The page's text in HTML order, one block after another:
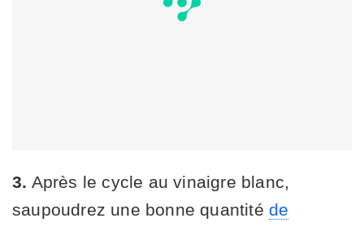
3. Après le cycle au vinaigre blanc,
saupoudrez une bonne quantitéde